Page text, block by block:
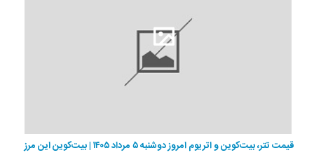
قیمت تتر، بیت‌کوین و اتریوم امروز دوشنبه ۵ مرداد ۱۴۰۵ | بیت‌کوین این مرز